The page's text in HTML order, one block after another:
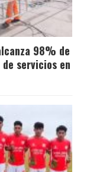
98% de
servicios en